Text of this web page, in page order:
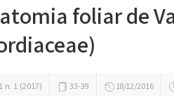
foliar de
n. 1 (2017) 33-39 18/12/2016